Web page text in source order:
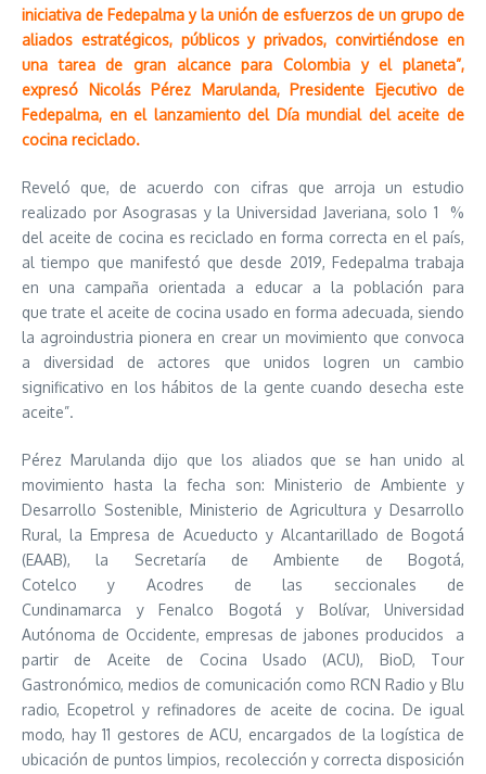
iniciativa de Fedepalma y la unión de esfuerzos de un grupo de
aliados estratégicos, públicos y privados, convirtiéndose en
una tarea de gran alcance para Colombia y el planeta”,
expresó Nicolás Pérez Marulanda, Presidente Ejecutivo de
Fedepalma, en el lanzamiento del Día mundial del aceite de
cocina reciclado.
Reveló que, de acuerdo con cifras que arroja un estudio
realizado por Asograsas y la Universidad Javeriana, solo 1 %
del aceite de cocina es reciclado en forma correcta en el país,
al tiempo que manifestó que desde 2019, Fedepalma trabaja
en una campaña orientada a educar a la población para
que trate el aceite de cocina usado en forma adecuada, siendo
la agroindustria pionera en crear un movimiento que convoca
a diversidad de actores que unidos logren un cambio
significativo en los hábitos de la gente cuando desecha este
aceite”.
Pérez Marulanda dijo que los aliados que se han unido al
movimiento hasta la fecha son: Ministerio de Ambiente y
Desarrollo Sostenible, Ministerio de Agricultura y Desarrollo
Rural, la Empresa de Acueducto y Alcantarillado de Bogotá
(EAAB), la Secretaría de Ambiente de Bogotá,
Cotelco y Acodres de las seccionales de
Cundinamarca y Fenalco Bogotá y Bolívar, Universidad
Autónoma de Occidente, empresas de jabones producidos a
partir de Aceite de Cocina Usado (ACU), BioD, Tour
Gastronómico, medios de comunicación como RCN Radio y Blu
radio, Ecopetrol y refinadores de aceite de cocina. De igual
modo, hay 11 gestores de ACU, encargados de la logística de
ubicación de puntos limpios, recolección y correcta disposición